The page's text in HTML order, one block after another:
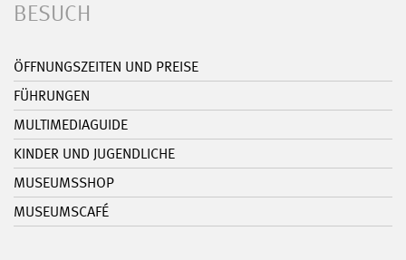
BESUCH
ÖFFNUNGSZEITEN UND PREISE
FÜHRUNGEN
MULTIMEDIAGUIDE
KINDER UND JUGENDLICHE
MUSEUMSSHOP
MUSEUMSCAFÉ